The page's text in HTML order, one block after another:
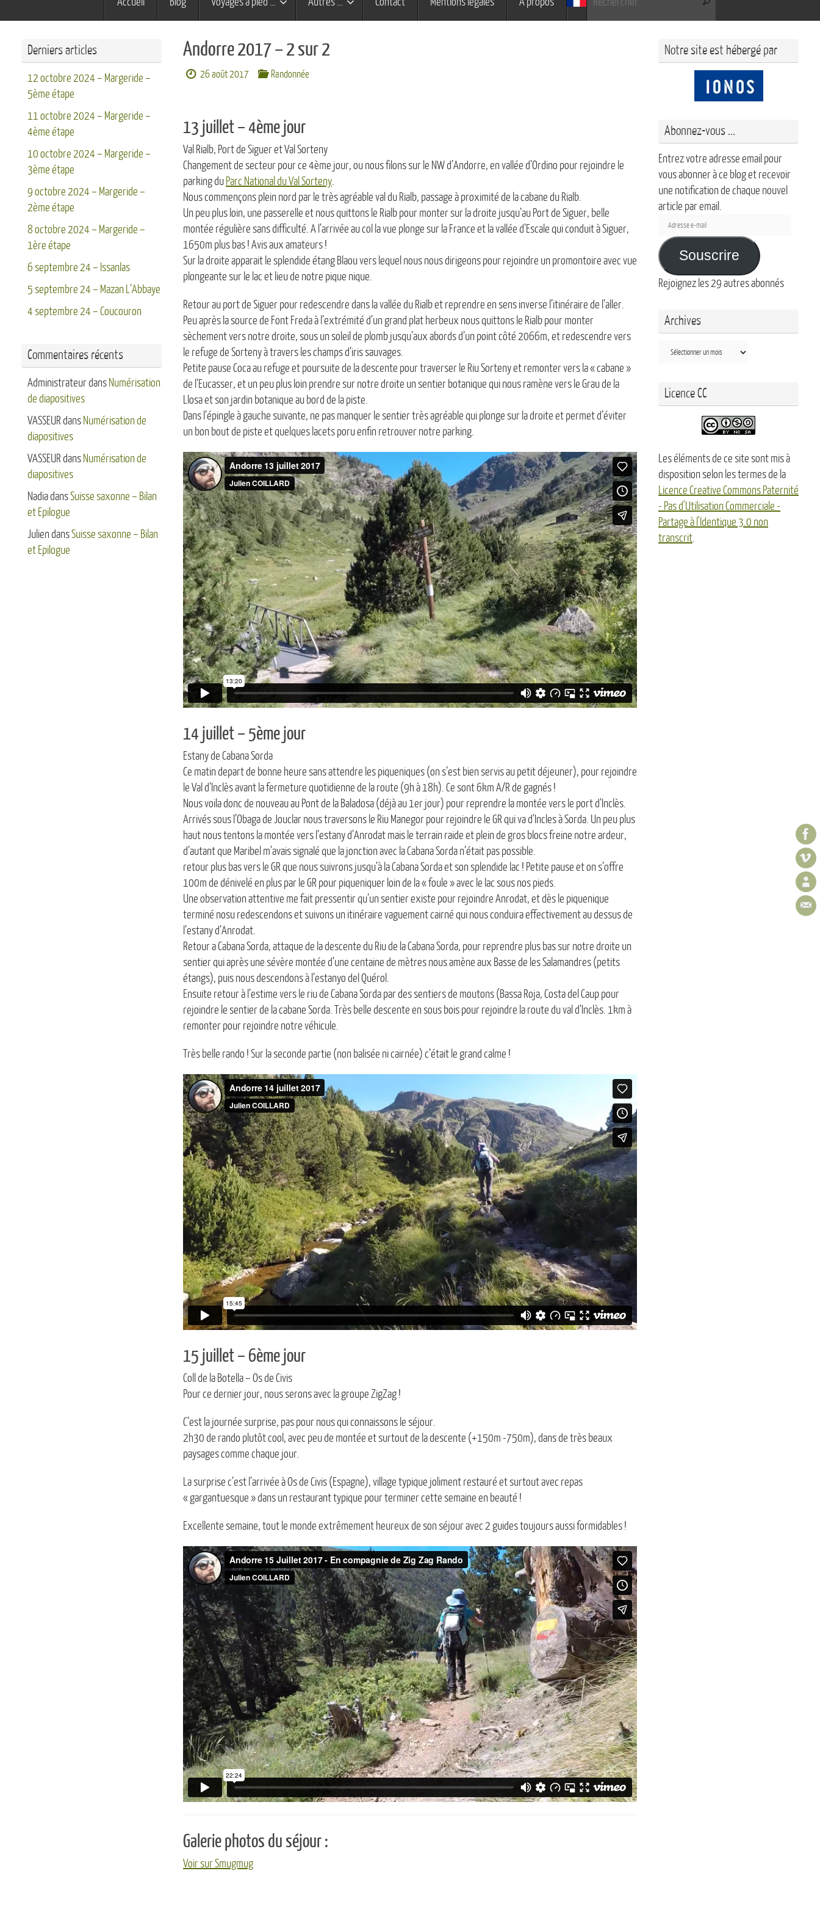
Andorre 2017 – 2 sur 2
26 août 2017 Randonnée
13 juillet – 4ème jour
Val Rialb, Port de Siguer et Val Sorteny
Changement de secteur pour ce 4ème jour, ou nous filons sur le NW d’Andorre, en vallée d’Ordino pour rejoindre le
parking du Parc National du Val Sorteny.
Nous commençons plein nord par le très agréable val du Rialb, passage à proximité de la cabane du Rialb.
Un peu plus loin, une passerelle et nous quittons le Rialb pour monter sur la droite jusqu’au Port de Siguer, belle
montée régulière sans difficulté. A l’arrivée au col la vue plonge sur la France et la vallée d’Escale qui conduit à Siguer,
1650m plus bas ! Avis aux amateurs !
Sur la droite apparait le splendide étang Blaou vers lequel nous nous dirigeons pour rejoindre un promontoire avec vue
plongeante sur le lac et lieu de notre pique nique.
Retour au port de Siguer pour redescendre dans la vallée du Rialb et reprendre en sens inverse l’itinéraire de l’aller.
Peu après la source de Font Freda à l’extrémité d’un grand plat herbeux nous quittons le Rialb pour monter
sèchement vers notre droite, sous un soleil de plomb jusqu’aux abords d’un point côté 2066m, et redescendre vers
le refuge de Sorteny à travers les champs d’iris sauvages.
Petite pause Coca au refuge et poursuite de la descente pour traverser le Riu Sorteny et remonter vers la « cabane »
de l’Eucasser, et un peu plus loin prendre sur notre droite un sentier botanique qui nous ramène vers le Grau de la
Llosa et son jardin botanique au bord de la piste.
Dans l’épingle à gauche suivante, ne pas manquer le sentier très agréable qui plonge sur la droite et permet d’éviter
un bon bout de piste et quelques lacets poru enfin retrouver notre parking.
14 juillet – 5ème jour
Estany de Cabana Sorda
Ce matin depart de bonne heure sans attendre les piqueniques (on s’est bien servis au petit déjeuner), pour rejoindre
le Val d’Inclès avant la fermeture quotidienne de la route (9h à 18h). Ce sont 6km A/R de gagnés !
Nous voila donc de nouveau au Pont de la Baladosa (déjà au 1er jour) pour reprendre la montée vers le port d’Inclès.
Arrivés sous l’Obaga de Jouclar nous traversons le Riu Manegor pour rejoindre le GR qui va d’Incles à Sorda. Un peu plus
haut nous tentons la montée vers l’estany d’Anrodat mais le terrain raide et plein de gros blocs freine notre ardeur,
d’autant que Maribel m’avais signalé que la jonction avec la Cabana Sorda n’était pas possible.
retour plus bas vers le GR que nous suivrons jusqu’à la Cabana Sorda et son splendide lac ! Petite pause et on s’offre
100m de dénivelé en plus par le GR pour piqueniquer loin de la « foule » avec le lac sous nos pieds.
Une observation attentive me fait pressentir qu’un sentier existe pour rejoindre Anrodat, et dès le piquenique
terminé nosu redescendons et suivons un itinéraire vaguement cairné qui nous conduira effectivement au dessus de
l’estany d’Anrodat.
Retour a Cabana Sorda, attaque de la descente du Riu de la Cabana Sorda, pour reprendre plus bas sur notre droite un
sentier qui après une sévère montée d’une centaine de mètres nous amène aux Basse de les Salamandres (petits
étangs), puis nous descendons à l’estanyo del Quérol.
Ensuite retour à l’estime vers le riu de Cabana Sorda par des sentiers de moutons (Bassa Roja, Costa del Caup pour
rejoindre le sentier de la cabane Sorda. Très belle descente en sous bois pour rejoindre la route du val d’Inclès. 1km à
remonter pour rejoindre notre véhicule.
Très belle rando ! Sur la seconde partie (non balisée ni cairnée) c’était le grand calme !
15 juillet – 6ème jour
Coll de la Botella – Os de Civis
Pour ce dernier jour, nous serons avec la groupe ZigZag !
C’est la journée surprise, pas pour nous qui connaissons le séjour.
2h30 de rando plutôt cool, avec peu de montée et surtout de la descente (+150m -750m), dans de très beaux
paysages comme chaque jour.
La surprise c’est l’arrivée à Os de Civis (Espagne), village typique joliment restauré et surtout avec repas
« gargantuesque » dans un restaurant typique pour terminer cette semaine en beauté !
Excellente semaine, tout le monde extrêmement heureux de son séjour avec 2 guides toujours aussi formidables !
Galerie photos du séjour :
Voir sur Smugmug
Derniers articles
12 octobre 2024 – Margeride –
5ème étape
11 octobre 2024 – Margeride –
4ème étape
10 octobre 2024 – Margeride –
3ème étape
9 octobre 2024 – Margeride –
2ème étape
8 octobre 2024 – Margeride –
1ère étape
6 septembre 24 – Issanlas
5 septembre 24 – Mazan L’Abbaye
4 septembre 24 – Coucouron
Commentaires récents
Administrateurdans Numérisation
de diapositives
VASSEUR dans Numérisation de
diapositives
VASSEUR dans Numérisation de
diapositives
NadiadansSuisse saxonne – Bilan
et Epilogue
Julien dansSuisse saxonne – Bilan
et Epilogue
Notre site est hébergé par
Abonnez-vous ...
Entrez votre adresse email pour
vous abonner à ce blog et recevoir
une notification de chaque nouvel
article par email.
Adresse
e-
mail
Souscrire
Rejoignez les 29 autres abonnés
Archives
Archives
Licence CC
Les éléments de ce site sont mis à
disposition selon les termes de la
Licence Creative Commons Paternité
- Pas d'Utilisation Commerciale -
Partage à l'Identique 3.0 non
transcrit